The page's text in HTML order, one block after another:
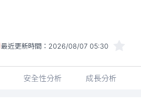
最近更新時間： 2026/08/07 05:30
安全性分析 成長分析